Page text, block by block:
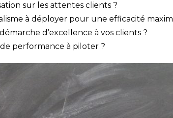
sur les attentes clients ?
à déployer pour une efficacité
d’excellence à vos clients ?
performance à piloter ?